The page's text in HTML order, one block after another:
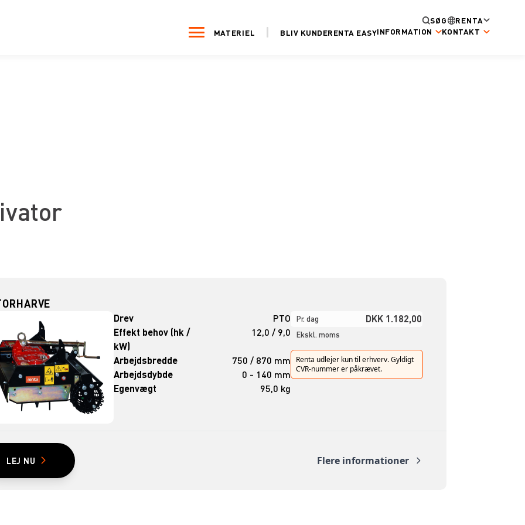
SØG
RENTA
MATERIEL
BLIV KUNDERENTA EASYINFORMATION KONTAKT
Drev
PTO
Effekt behov (hk /
kW)
12,0 / 9,0
Arbejdsbredde
750 / 870 mm
Arbejdsdybde
0 - 140 mm
Egenvægt
95,0 kg
Pr. dag DKK 1.182,00
Ekskl. moms
Renta udlejer kun til erhverv. Gyldigt
CVR-nummer er påkrævet.
LEJ NU Flere informationer